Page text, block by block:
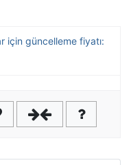
için güncelleme fiyatı: